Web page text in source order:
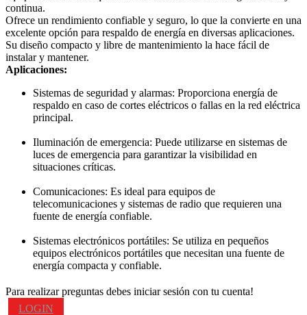
continua.
Ofrece un rendimiento confiable y seguro, lo que la convierte en una
excelente opción para respaldo de energía en diversas aplicaciones.
Su diseño compacto y libre de mantenimiento la hace fácil de
instalar y mantener.
Aplicaciones:
Sistemas de seguridad y alarmas: Proporciona energía de
respaldo en caso de cortes eléctricos o fallas en la red eléctrica
principal.
Iluminación de emergencia: Puede utilizarse en sistemas de
luces de emergencia para garantizar la visibilidad en
situaciones críticas.
Comunicaciones: Es ideal para equipos de
telecomunicaciones y sistemas de radio que requieren una
fuente de energía confiable.
Sistemas electrónicos portátiles: Se utiliza en pequeños
equipos electrónicos portátiles que necesitan una fuente de
energía compacta y confiable.
Para realizar preguntas debes iniciar sesión con tu cuenta!
LOGIN